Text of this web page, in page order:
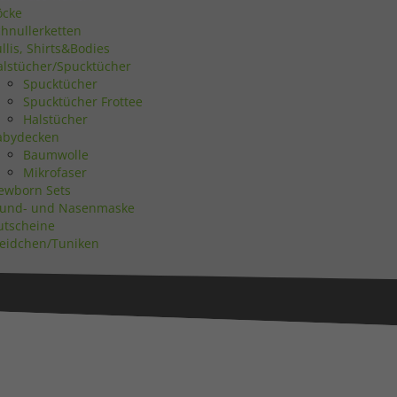
Shirts&Bodies
Spucktücher
Spucktücher
Spucktücher Frottee
Halstücher
Baumwolle
Mikrofaser
Sets
und Nasenmaske
Tuniken
Zurück
Statistiken